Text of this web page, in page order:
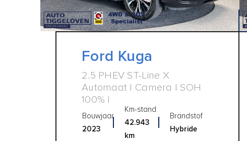
Ford Kuga
2.5 PHEV ST-Line X
Automaat | Camera | SOH
100% |
Bouwjaar
2023
Km-stand
42.943
km
Brandstof
Hybride